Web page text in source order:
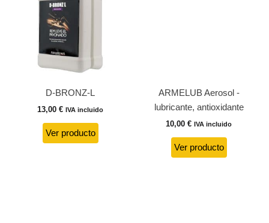
D-BRONZ-L
13,00 € IVA incluido
Ver producto
ARMELUB Aerosol -
lubricante, antioxidante
10,00 € IVA incluido
Ver producto